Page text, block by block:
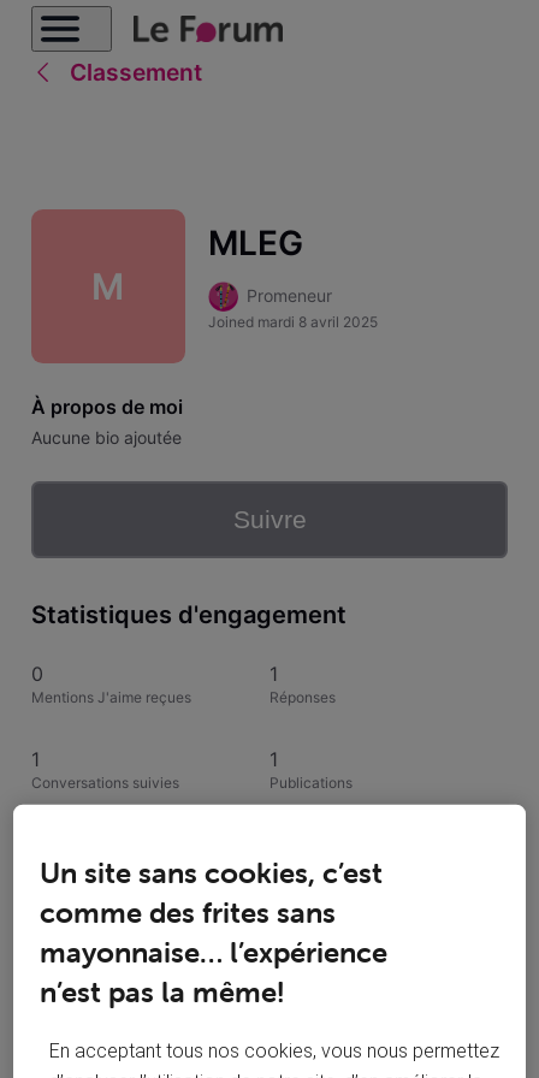
Classement
M
MLEG
Promeneur
Joined mardi 8 avril 2025
À propos de moi
Aucune bio ajoutée
Suivre
Statistiques d'engagement
0
Mentions J'aime reçues
1
Réponses
1
Conversations suivies
1
Publications
Solutions acceptées
Activités de MLEG
Toutesles activités
Selected
Un site sans cookies, c’est
comme des frites sans
mayonnaise… l’expérience
n’est pas la même!
En acceptant tous nos cookies, vous nous permettez